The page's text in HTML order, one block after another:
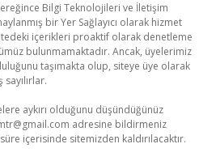
Bilgi Teknolojileri ve İletişim
bir Yer Sağlayıcı olarak hizmet
içerikleri proaktif olarak denetleme
bulunmamaktadır. Ancak, üyelerimiz
taşımakta olup, siteye üye olarak
aykırı olduğunu düşündüğünüz
adresine bildirmeniz
içerisinde sitemizden kaldırılacaktır.